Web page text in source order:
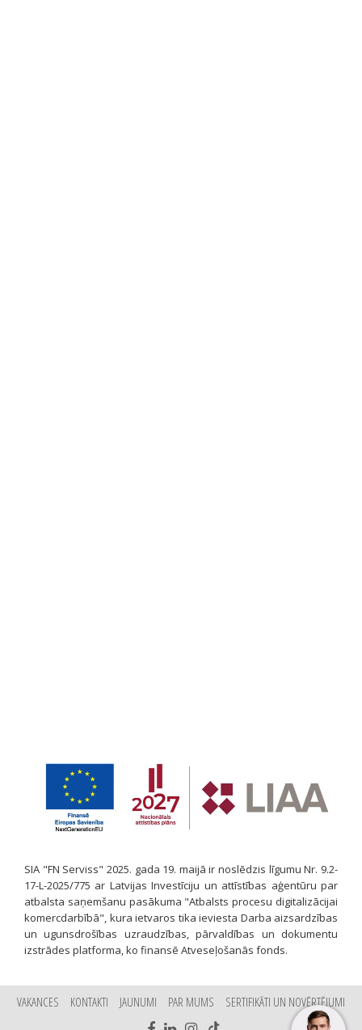
SIA "FN Serviss" 2025. gada 19. maijā ir noslēdzis līgumu Nr. 9.2-
17-L-2025/775 ar Latvijas Investīciju un attīstības aģentūru par
atbalsta saņemšanu pasākuma "Atbalsts procesu digitalizācijai
komercdarbībā", kura ietvaros tika ieviesta Darba aizsardzības
un ugunsdrošības uzraudzības, pārvaldības un dokumentu
izstrādes platforma, ko finansē Atveseļošanās fonds.
VAKANCES KONTAKTI JAUNUMI PAR MUMS SERTIFIKĀTI UN NOVĒRTĒJUMI